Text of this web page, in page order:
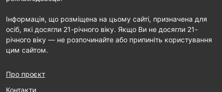
Інформація, що розміщена на цьому сайті, призначена для
осіб, які досягли 21-річного віку. Якщо Ви не досягли 21-
річного віку — не розпочинайте або припиніть користування
цим сайтом.
Про проєкт
Контакти